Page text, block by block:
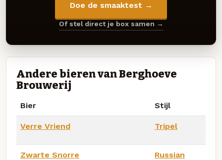
Doe de smaaktest →
Of stel direct je box samen →
Andere bieren van Berghoeve
Brouwerij
Bier Stijl
Verre Vriend Tripel
Zwarte Snorre
Russian